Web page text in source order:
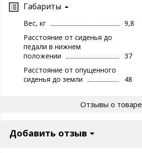
Габариты
Вес, кг
9,8
Расстояние от сиденья до
педали в нижнем
положении
37
Расстояние от опущенного
сиденья до земли
48
Отзывы о товаре
Добавить отзыв